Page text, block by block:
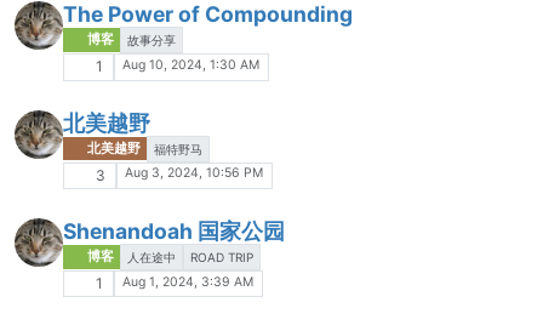
The Power of Compounding
博客 故事分享
1 Aug 10, 2024, 1:30 AM
北美越野
北美越野 福特野马
3 Aug 3, 2024, 10:56 PM
Shenandoah 国家公园
博客 人在途中 ROAD TRIP
1 Aug 1, 2024, 3:39 AM